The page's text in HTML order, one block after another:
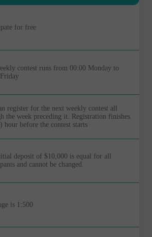
for free
contest runs from 00:00 Monday to
register for the next weekly contest all
the week preceding it. Registration finishes
hour before the contest starts
deposit of $10,000 is equal for all
and cannot be changed.
is 1:500